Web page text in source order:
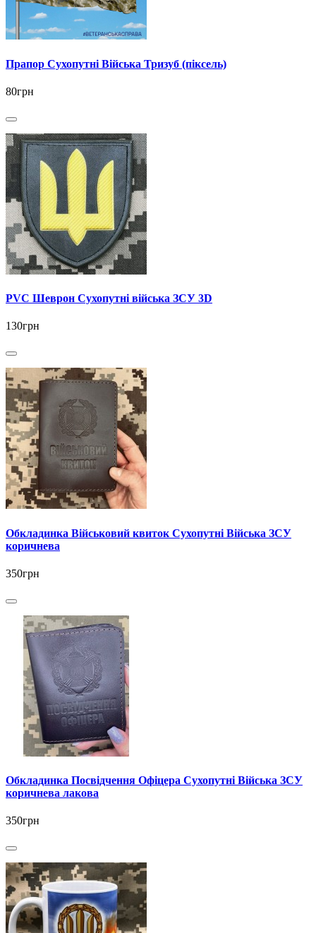
Прапор Сухопутні Війська Тризуб (піксель)
80грн
PVC Шеврон Сухопутні війська ЗСУ 3D
130грн
Обкладинка Військовий квиток Сухопутні Війська ЗСУ
коричнева
350грн
Обкладинка Посвідчення Офіцера Сухопутні Війська ЗСУ
коричнева лакова
350грн